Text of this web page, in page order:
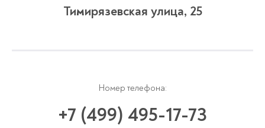
Тимирязевская улица, 25
Номер телефона:
+7 (499) 495-17-73